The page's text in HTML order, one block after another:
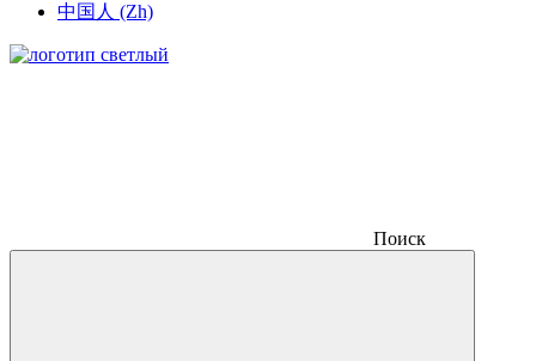
中国人 (Zh)
Поиск